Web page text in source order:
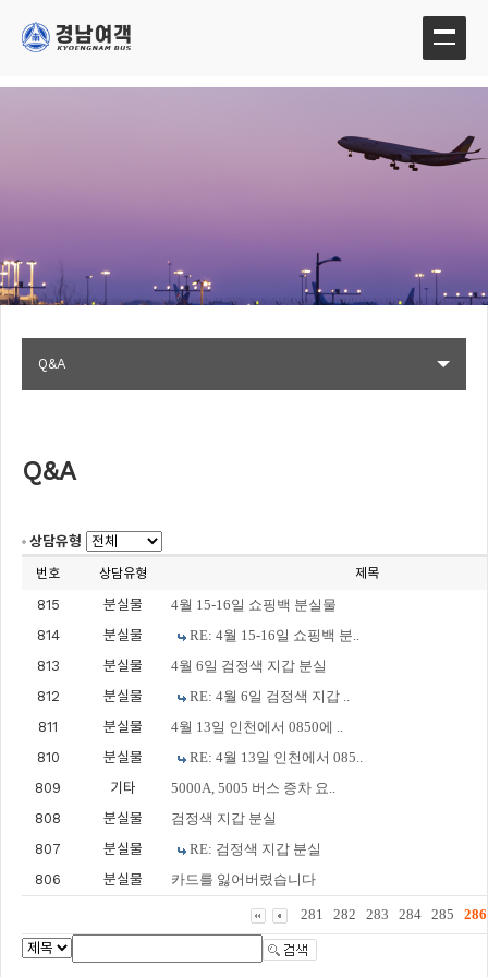
Q&A
Q&A
상담유형
번호 상담유형 제목
815 분실물
4월 15-16일 쇼핑백 분실물
814
분실물
RE: 4월 15-16일 쇼핑백 분..
813
분실물
4월 6일 검정색 지갑 분실
812
분실물
RE: 4월 6일 검정색 지갑 ..
811
분실물
4월 13일 인천에서 0850에 ..
810
분실물
RE: 4월 13일 인천에서 085..
809
기타
5000A, 5005 버스 증차 요..
808
분실물
검정색 지갑 분실
807
분실물
RE: 검정색 지갑 분실
806
분실물 카드를 잃어버렸습니다
281 282 283 284 285 286